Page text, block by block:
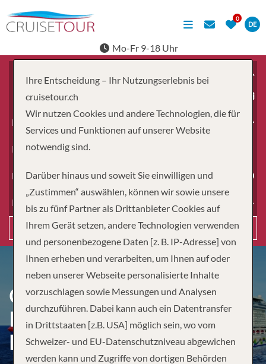
DE
Mo-Fr 9-18 Uhr
Erwachsene
Kinder
Dauer
Reiseart
Suchen
CABO SAN LUCAS &
PUERTO VALLARTA FROM
LOS ANGELES
Ihre Entscheidung – Ihr Nutzungserlebnis bei
cruisetour.ch
Wir nutzen Cookies und andere Technologien, die für
Services und Funktionen auf unserer Website
notwendig sind.
Darüber hinaus und soweit Sie einwilligen und
„Zustimmen“ auswählen, können wir sowie unsere
bis zu fünf Partner als Drittanbieter Cookies auf
Ihrem Gerät setzen, andere Technologien verwenden
und personenbezogene Daten [z. B. IP-Adresse] von
Ihnen erheben und verarbeiten, um Ihnen auf oder
neben unserer Webseite personalisierte Inhalte
vorzuschlagen sowie Messungen und Analysen
durchzuführen. Dabei kann auch ein Datentransfer
in Drittstaaten [z.B. USA] möglich sein, wo vom
Schweizer- und EU-Datenschutzniveau abgewichen
werden kann und Zugriffe von dortigen Behörden